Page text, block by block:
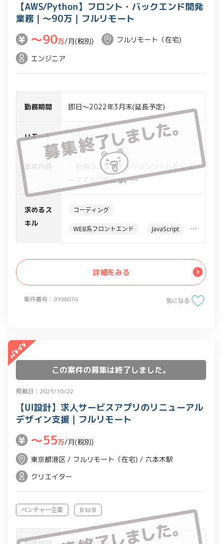
案件番号：0108070
【AWS/Python】フロント・バックエンド開発
業務｜～90万｜フルリモート
〜90万/月(税別)
フルリモート（在宅)
エンジニア
勤務期間 即日～2022年3月末(延長予定)
リモート フルリモート
・新規コミュニケーションツールをリリ
ースするにあたり、
要件を元にWEBアプリケーションのア
ーキテクチャを検討
想定
発/環境構築
-システムテスト
-リリースのサイクルを短期間で回す手
法の確立
開発工程管理→JIRA/ASANAなど
コード管理→GIT (Gitlab, AWS
CodeCommitなど)
コミュニケーションツール→Slack,Zoom
求めるス
キル
コーディング
WEB系フロントエンド JavaScript
詳細をみる
気になる
この案件の募集は終了しました。
掲載日：2021/10/22
【UI設計】求人サービスアプリのリニューアル
デザイン支援｜フルリモート
〜55万/月(税別)
東京都港区 / フルリモート（在宅) / 六本木駅
クリエイター
ベンチャー企業 B to B